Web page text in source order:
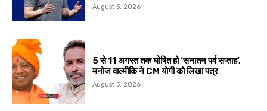
August 5, 2026
5 से 11 अगस्त तक घोषित हो ‘सनातन पर्व सप्ताह’,
मनोज वाल्मीकि ने CM योगी को लिखा पत्र
August 5, 2026